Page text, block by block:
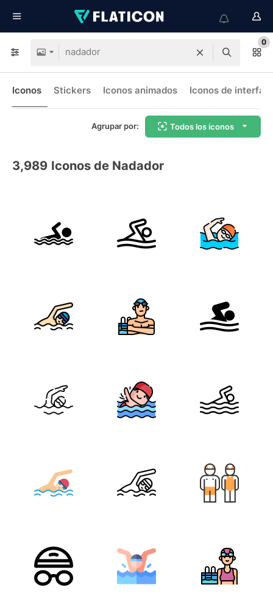
0
Iconos Stickers Iconos animados Iconos de interfaz
Agrupar por: Todos los iconos
3,989 Iconos de Nadador